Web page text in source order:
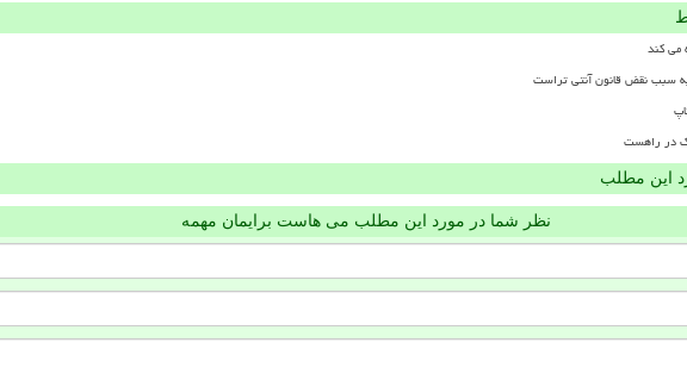
می کند
سبب نقض قانون آنتی تراست
در راهست
این مطلب
نظر شما در مورد این مطلب می هاست برایمان مهمه